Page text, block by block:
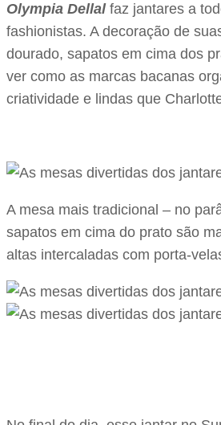
Olympia Dellal faz jantares a
fashionistas. A decoração de
dourado, sapatos em cima dos
ver como as marcas bacanas
criatividade e lindas que
A mesa mais tradicional – no
sapatos em cima do prato são
altas intercaladas com porta-